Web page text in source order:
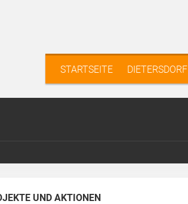
STARTSEITE DIETERSDORF
UND AKTIONEN